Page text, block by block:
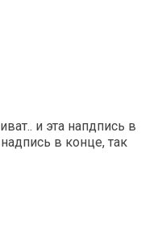
и эта напдпись в
в конце, так